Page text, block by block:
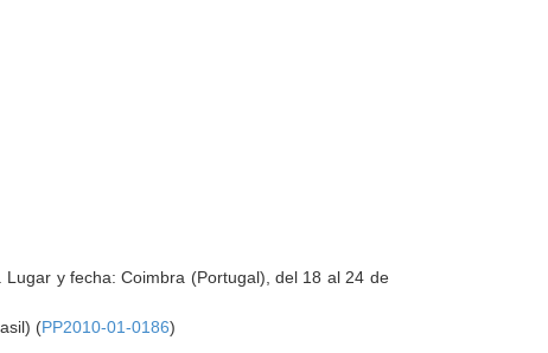
y fecha: Coimbra (Portugal), del 18 al 24 de
(PP2010-01-0186)